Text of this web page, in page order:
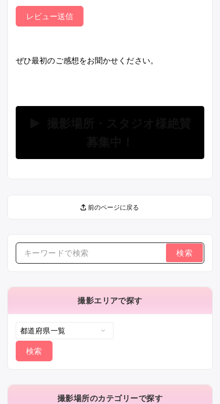
レビュー送信
ぜひ最初のご感想をお聞かせください。
前のページに戻る
撮影エリアで探す
撮影場所のカテゴリーで探す